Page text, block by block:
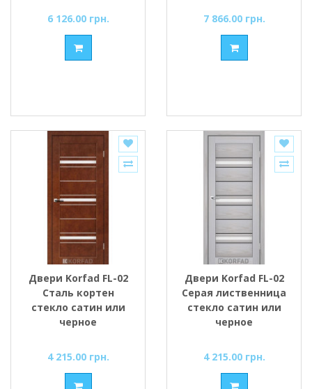
6 126.00 грн.
7 866.00 грн.
Двери Korfad FL-02
Сталь кортен
стекло сатин или
черное
4 215.00 грн.
Двери Korfad FL-02
Серая лиственница
стекло сатин или
черное
4 215.00 грн.